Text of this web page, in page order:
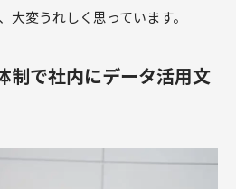
大変うれしく思っています。
制で社内にデータ活用文